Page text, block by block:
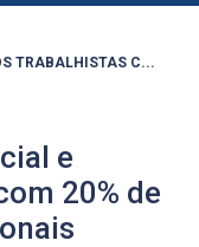
TRABALHISTAS C...
e
20% de